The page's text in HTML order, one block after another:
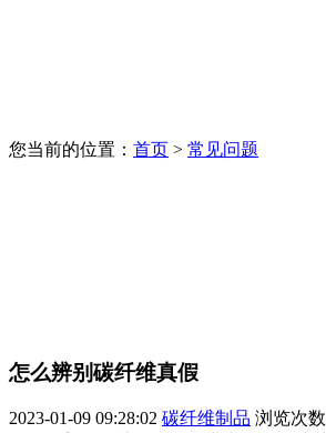
您当前的位置： 首页 > 常见问题
怎么辨别碳纤维真假
2023-01-09 09:28:02 碳纤维制品 浏览次数